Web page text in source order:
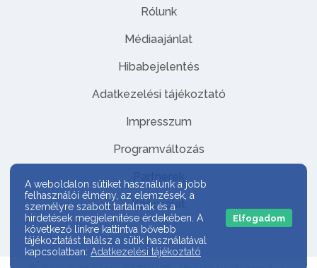
Rólunk
Médiaajánlat
Hibabejelentés
Adatkezelési tájékoztató
Impresszum
Programváltozás
Partnerek
Kapcsolat
A weboldalon sütiket használunk a jobb
felhasználói élmény, az elemzések, a
személyre szabott tartalmak és a
hirdetések megjelenítése érdekében. A
következő linkre kattintva bővebb
tájékoztatást találsz a sütik használatával
kapcsolatban: Adatkezelési tájékoztató
Elfogadom